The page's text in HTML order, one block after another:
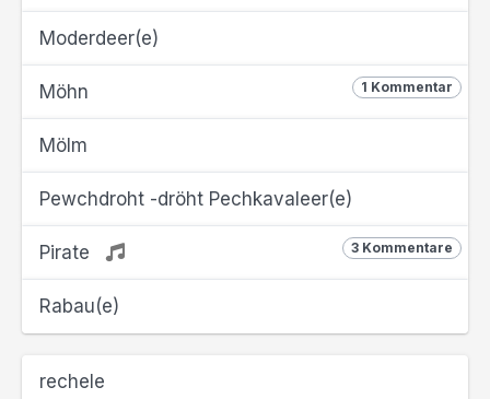
Moderdeer(e)
1 Kommentar
Möhn
Mölm
Pewchdroht -dröht Pechkavaleer(e)
3 Kommentare
Pirate
Rabau(e)
rechele